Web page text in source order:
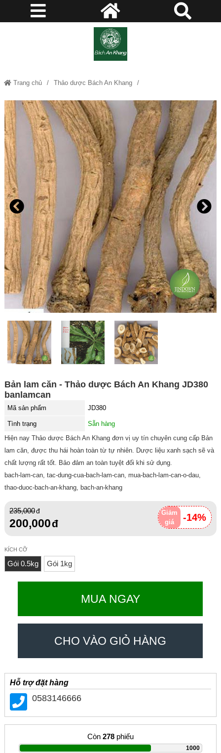
Trang chủ Thảo dược Bách An Khang
Bản lam căn - Thảo dược Bách An Khang JD380 banlamcan
Bản lam căn - Thảo dược Bách An Khang JD380
banlamcan
Mã sản phẩm JD380
Tình trạng
Sẵn hàng
Hiện nay Thảo dược Bách An Khang đơn vị uy tín chuyên cung cấp Bản
lam căn, được thu hái hoàn toàn từ tự nhiên. Dược liệu xanh sạch sẽ và
chất lượng rất tốt. Bảo đảm an toàn tuyệt đối khi sử dụng.
bach-lam-can, tac-dung-cua-bach-lam-can, mua-bach-lam-can-o-dau,
thao-duoc-bach-an-khang, bach-an-khang
Giảm
giá
-14%
235,000
200,000
KÍCH CỠ
Gói 0.5kg Gói 1kg
MUA NGAY
CHO VÀO GIỎ HÀNG
Hỗ trợ đặt hàng
0583146666
Còn 278phiếu
1000
|